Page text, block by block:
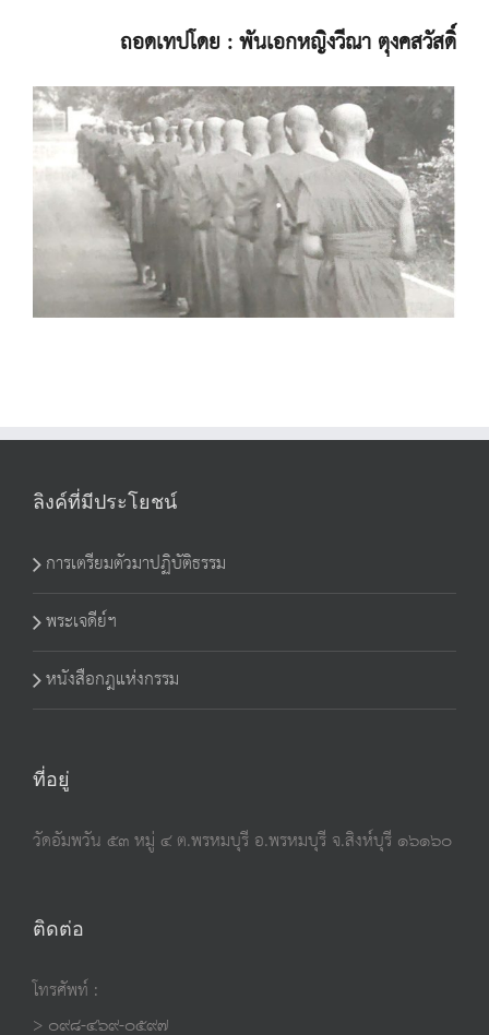
ถอดเทปโดย : พันเอกหญิงวีณาตุงคสวัสดิ์
ลิงค์ที่มีประโยชน์
การเตรียมตัวมาปฏิบัติธรรม
พระเจดีย์ฯ
หนังสือกฎแห่งกรรม
ที่อยู่
วัดอัมพวัน ๕๓ หมู่ ๔ ต.พรหมบุรี อ.พรหมบุรี จ.สิงห์บุรี ๑๖๑๖๐
ติดต่อ
โทรศัพท์ :
> ๐๙๘-๔๖๙-๐๕๙๗